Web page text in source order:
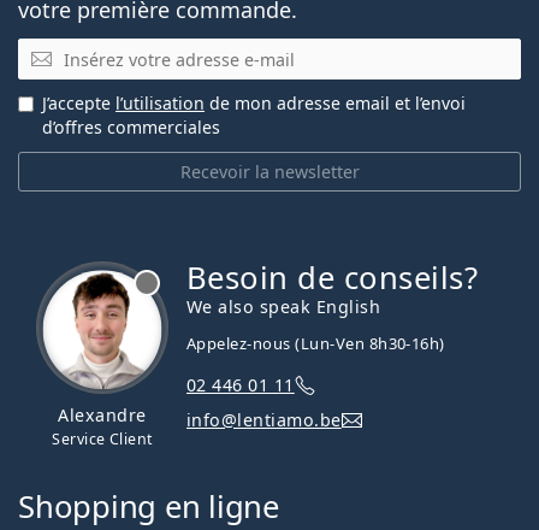
votre première commande.
E-mail
Recevoir la newsletter
J’accepte l’utilisation de mon adresse email et l’envoi
d’offres commerciales
Alexandre
Service Client
Besoin de conseils?
We also speak English
Appelez-nous (Lun-Ven 8h30-16h)
02 446 01 11
info@lentiamo.be
Shopping en ligne